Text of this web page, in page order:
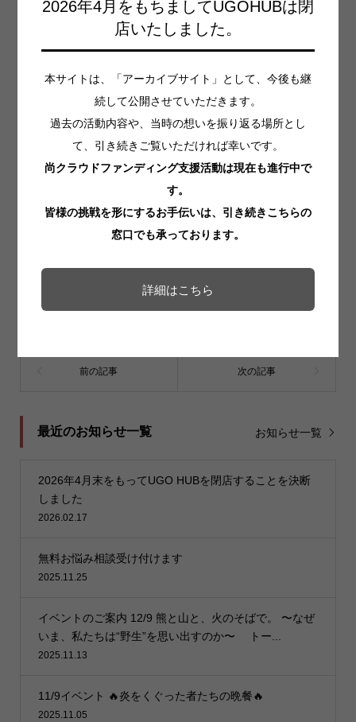
・フルラボFacebookページ(https://www.facebook.com/frulabo)
・フルラボインスタグラム
https://www.instagram.com/frulabo_yokote/)
・フルラボ携帯電話(090-2609-9012 ／店主加藤)
・UGO HUBインスタグラム
https://www.instagram.com/ugohub/)
・UGO HUBメールアドレス(ugohubshare@gmail.com)
2026年4月をもちましてUGOHUBは閉
店いたしました。
本サイトは、「アーカイブサイト」として、今後も継
続して公開させていただきます。
過去の活動内容や、当時の想いを振り返る場所とし
て、引き続きご覧いただければ幸いです。
尚クラウドファンディング支援活動は現在も進行中で
す。
皆様の挑戦を形にするお手伝いは、引き続きこちらの
窓口でも承っております。
詳細はこちら
Hatena
RSS feedly
最近のお知らせ一覧 お知らせ一覧
2026年4月末をもってUGO HUBを閉店することを決断
しました
2026.02.17
無料お悩み相談受け付けます
2025.11.25
イベントのご案内 12/9 熊と山と、火のそばで。 〜なぜ
いま、私たちは“野生”を思い出すのか〜 トー...
2025.11.13
11/9イベント 🔥炎をくぐった者たちの晩餐🔥
2025.11.05